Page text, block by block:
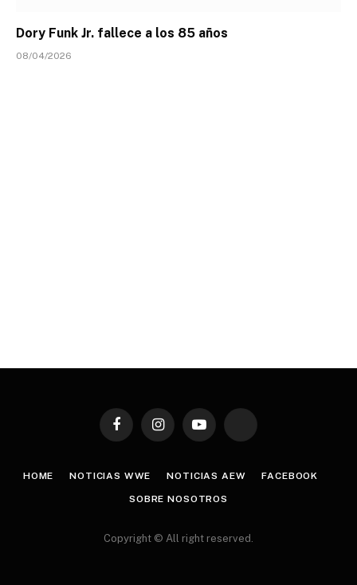
Dory Funk Jr. fallece a los 85 años
08/04/2026
FacebookInstagramYouTube TikTok
HOME NOTICIAS WWE NOTICIAS AEW FACEBOOK
SOBRE NOSOTROS
Copyright © All right reserved.